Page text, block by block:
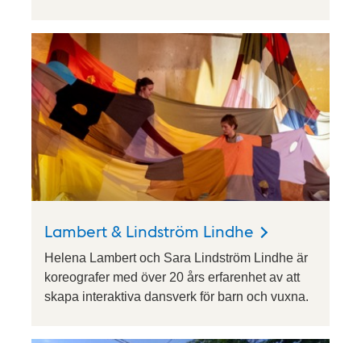
Lambert & Lindström Lindhe
Helena Lambert och Sara Lindström Lindhe är
koreografer med över 20 års erfarenhet av att
skapa interaktiva dansverk för barn och vuxna.